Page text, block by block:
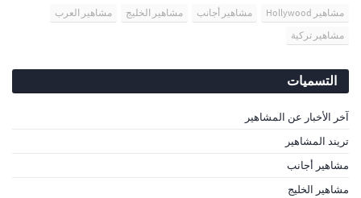
مشاهير Hollywood مشاهير أجانب مشاهير الخليج
مشاهير العرب
مشاهير تركية
التسميات
آخر الأخبار عن المشاهير
تريند المشاهير
مشاهير أجانب
مشاهير الخليج